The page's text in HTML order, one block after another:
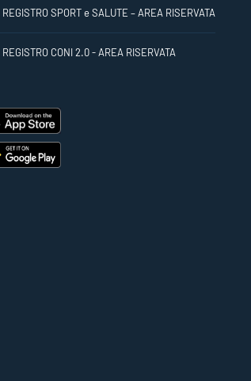
REGISTRO SPORT e SALUTE – AREA RISERVATA
REGISTRO CONI 2.0 - AREA RISERVATA